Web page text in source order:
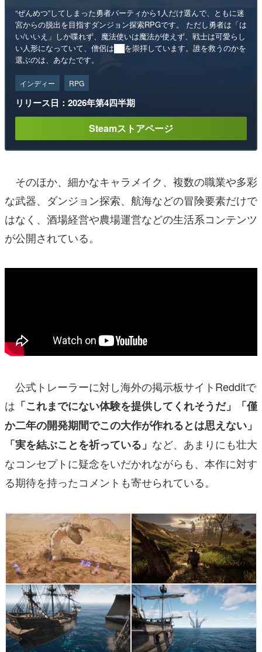
“ぜんめつ”してしまった勇者パーティから1人だけ選んで、ともに迷
宮からの脱出を目指すダンジョン探索RPGです。 ただし勇者は「は
い/いいえ」しか喋れず、魔法使いは魔法が使えず、戦士は可愛らし
い人形になっていて、僧侶は██を崇拝しています。誰を救うのかを
選ぶのは、あなたです。
インディー RPG
リリース日：2026年第4四半期
Steamストアページ
そのほか、細かなキャラメイク、複数の職業や多彩
な武器、ダンジョン探索、航海などの冒険要素だけで
はなく、酒場経営や農場運営などの生活系コンテンツ
が公開されている。
公式トレーラーに対し海外の掲示板サイトRedditで
は 「これまでにない体験を提供してくれそうだ」「僅
か二年の開発期間でこの大作が作れるとは思えない」
「実を結ぶことを祈っている」 など、あまりにも壮大
なコンセプトに疑念をいだかれながらも、本作に対す
る期待を持ったコメントも寄せられている。